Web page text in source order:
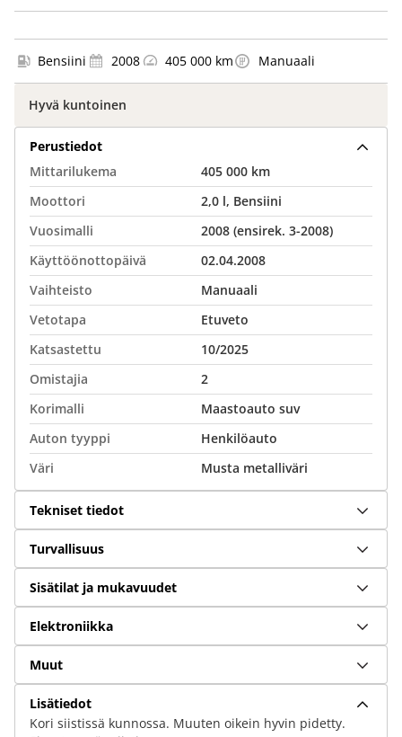
Bensiini 2008 405 000 km Manuaali
Hyvä kuntoinen
Perustiedot
Mittarilukema
405 000 km
Moottori
2,0 l, Bensiini
Vuosimalli
2008 (ensirek. 3-2008)
Käyttöönottopäivä
02.04.2008
Vaihteisto
Manuaali
Vetotapa
Etuveto
Katsastettu
10/2025
Omistajia
2
Korimalli
Maastoauto suv
Auton tyyppi
Henkilöauto
Väri
Musta metalliväri
Tekniset tiedot
Turvallisuus
Sisätilat ja mukavuudet
Elektroniikka
Muut
Lisätiedot
Kori siistissä kunnossa. Muuten oikein hyvin pidetty.